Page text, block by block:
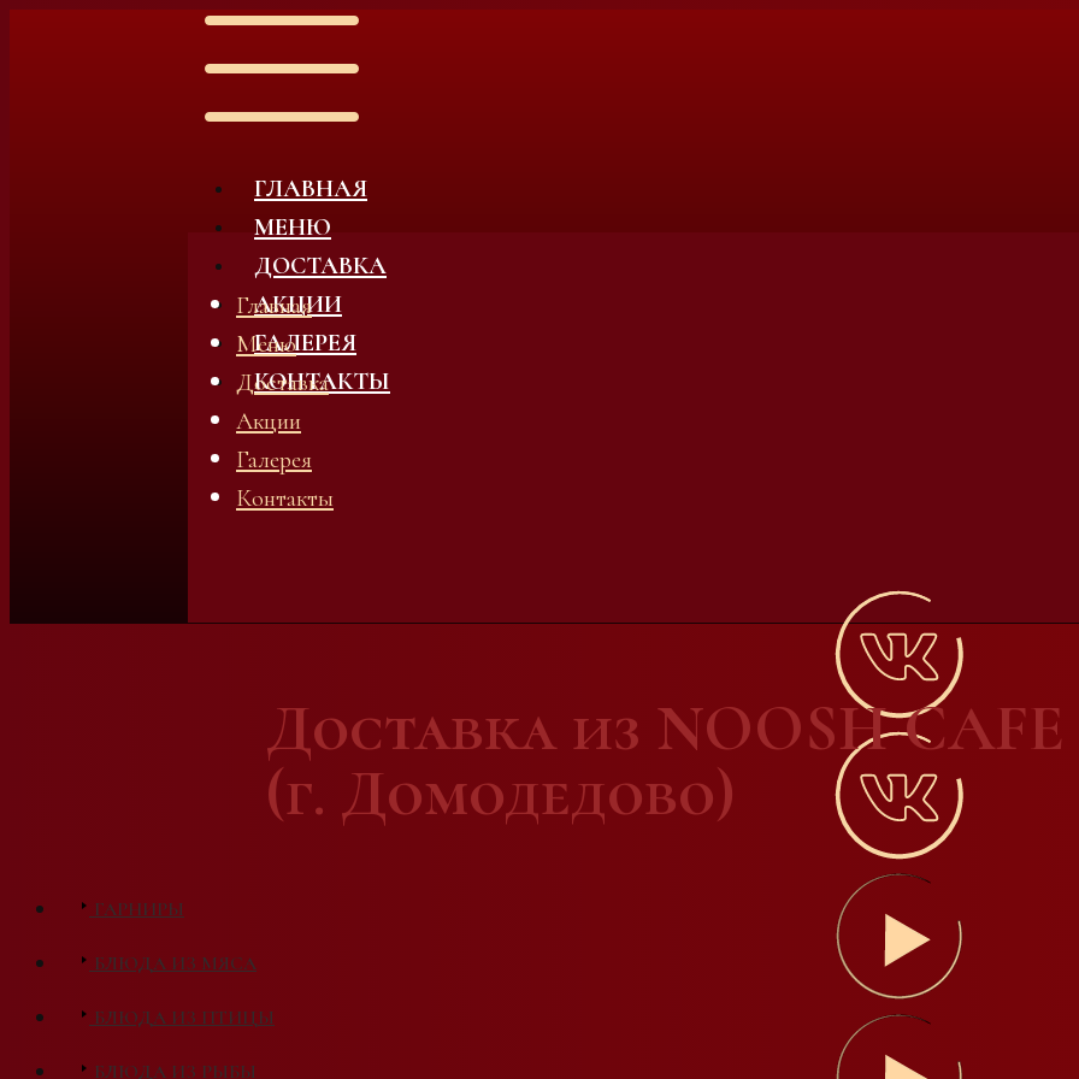
ГЛАВНАЯ
МЕНЮ
ДОСТАВКА
АКЦИИ
ГАЛЕРЕЯ
КОНТАКТЫ
Главная
Меню
Доставка
Акции
Галерея
Контакты
Доставка из NOOSH CAFE
(г. Домодедово)
ГАРНИРЫ
БЛЮДА ИЗ МЯСА
БЛЮДА ИЗ ПТИЦЫ
БЛЮДА ИЗ РЫБЫ